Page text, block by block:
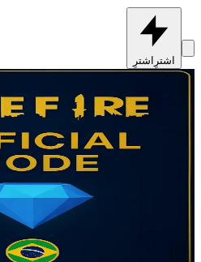
اشترِ اشترِ